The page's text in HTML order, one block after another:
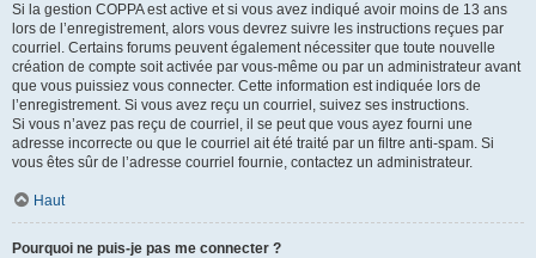
Si la gestion COPPA est active et si vous avez indiqué avoir moins de 13 ans
lors de l’enregistrement, alors vous devrez suivre les instructions reçues par
courriel. Certains forums peuvent également nécessiter que toute nouvelle
création de compte soit activée par vous-même ou par un administrateur avant
que vous puissiez vous connecter. Cette information est indiquée lors de
l’enregistrement. Si vous avez reçu un courriel, suivez ses instructions.
Si vous n’avez pas reçu de courriel, il se peut que vous ayez fourni une
adresse incorrecte ou que le courriel ait été traité par un filtre anti-spam. Si
vous êtes sûr de l’adresse courriel fournie, contactez un administrateur.
Haut
Pourquoi ne puis-je pas me connecter ?